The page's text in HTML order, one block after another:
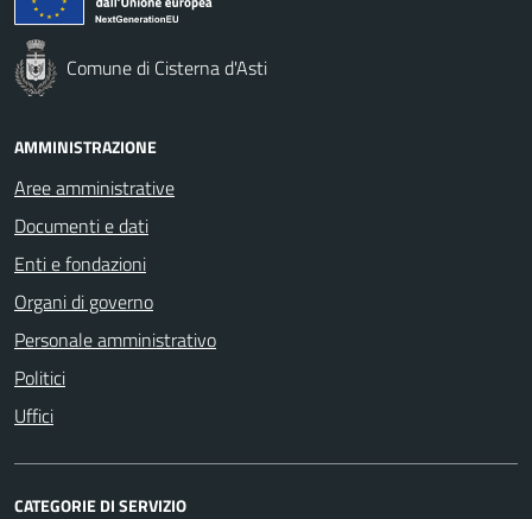
Comune di Cisterna d'Asti
AMMINISTRAZIONE
Aree amministrative
Documenti e dati
Enti e fondazioni
Organi di governo
Personale amministrativo
Politici
Uffici
CATEGORIE DI SERVIZIO